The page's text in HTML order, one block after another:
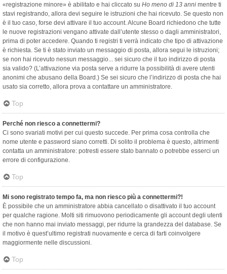
«registrazione minore» è abilitato e hai cliccato su Ho meno di 13 anni mentre ti
stavi registrando, allora devi seguire le istruzioni che hai ricevuto. Se questo non
è il tuo caso, forse devi attivare il tuo account. Alcune Board richiedono che tutte
le nuove registrazioni vengano attivate dall’utente stesso o dagli amministratori,
prima di poter accedere. Quando ti registri ti verrà indicato che tipo di attivazione
è richiesta. Se ti è stato inviato un messaggio di posta, allora segui le istruzioni;
se non hai ricevuto nessun messaggio... sei sicuro che il tuo indirizzo di posta
sia valido? (L’attivazione via posta serve a ridurre la possibilità di avere utenti
anonimi che abusano della Board.) Se sei sicuro che l’indirizzo di posta che hai
usato sia corretto, allora prova a contattare un amministratore.
Top
Perché non riesco a connettermi?
Ci sono svariati motivi per cui questo succede. Per prima cosa controlla che
nome utente e password siano corretti. Di solito il problema è questo, altrimenti
contatta un amministratore: potresti essere stato bannato o potrebbe esserci un
errore di configurazione.
Top
Mi sono registrato tempo fa, ma non riesco più a connettermi?!
È possibile che un amministratore abbia cancellato o disattivato il tuo account
per qualche ragione. Molti siti rimuovono periodicamente gli account degli utenti
che non hanno mai inviato messaggi, per ridurre la grandezza del database. Se
il motivo è quest’ultimo registrati nuovamente e cerca di farti coinvolgere
maggiormente nelle discussioni.
Top